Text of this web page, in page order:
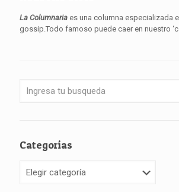
La Columnaria es una columna especializada
gossip.Todo famoso puede caer en nuestro
Categorías